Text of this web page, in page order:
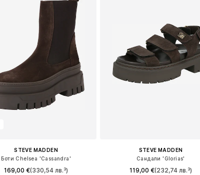
STEVE MADDEN
Боти Chelsea 'Cassandra'
169,00 €(330,54 лв.³)
STEVE MADDEN
Сандали 'Glorias'
119,00 €(232,74 лв.³)